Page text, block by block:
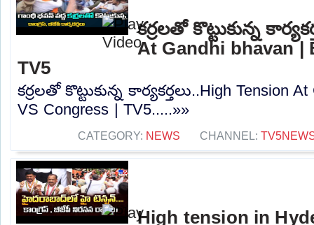
కర్రలతో కొట్టుకున్న
At Gandhi bhavan |
TV5
కర్రలతో కొట్టుకున్న కార్యకర్తలు..High Tension
VS Congress | TV5.....»»
CATEGORY: NEWS CHANNEL:
High tension in